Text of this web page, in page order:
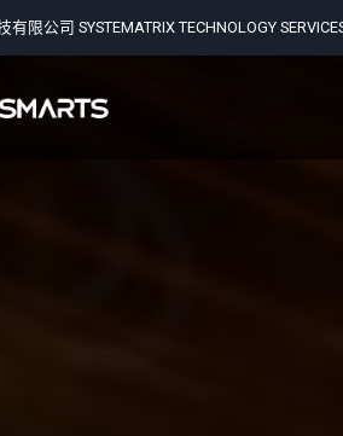
有限公司 SYSTEMATRIX TECHNOLOGY